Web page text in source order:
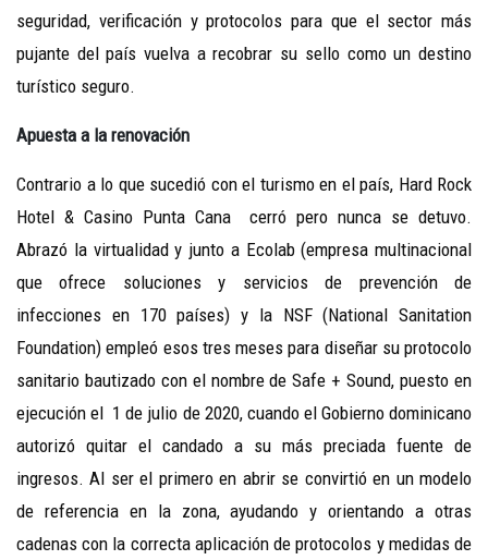
seguridad, verificación y protocolos para que el sector más
pujante del país vuelva a recobrar su sello como un destino
turístico seguro.
Apuesta a la renovación
Contrario a lo que sucedió con el turismo en el país, Hard Rock
Hotel & Casino Punta Cana cerró pero nunca se detuvo.
Abrazó la virtualidad y junto a Ecolab (empresa multinacional
que ofrece soluciones y servicios de prevención de
infecciones en 170 países) y la NSF (National Sanitation
Foundation) empleó esos tres meses para diseñar su protocolo
sanitario bautizado con el nombre de Safe + Sound, puesto en
ejecución el 1 de julio de 2020, cuando el Gobierno dominicano
autorizó quitar el candado a su más preciada fuente de
ingresos. Al ser el primero en abrir se convirtió en un modelo
de referencia en la zona, ayudando y orientando a otras
cadenas con la correcta aplicación de protocolos y medidas de